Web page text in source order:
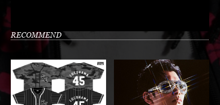
RECOMMEND